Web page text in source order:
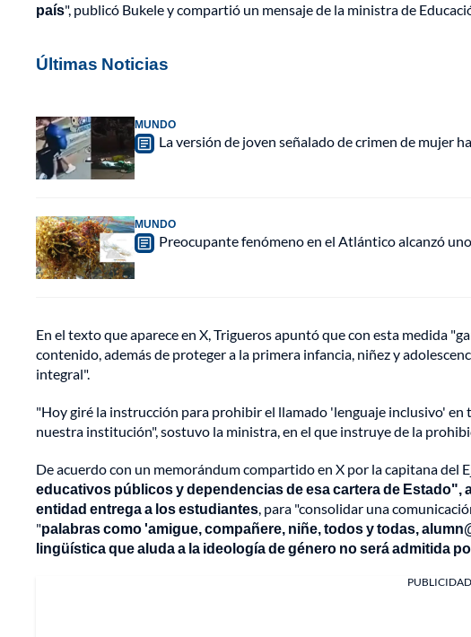
país", publicó Bukele y compartió un mensaje de la ministra de
Últimas Noticias
MUNDO
La versión de joven señalado de crimen de mujer
MUNDO
Preocupante fenómeno en el Atlántico alcanzó
En el texto que aparece en X, Trigueros apuntó que con esta medida
contenido, además de proteger a la primera infancia, niñez y
integral".
"Hoy giré la instrucción para prohibir el llamado 'lenguaje inclusivo'
nuestra institución", sostuvo la ministra, en el que instruye de la
De acuerdo con un memorándum compartido en X por la capitana del
educativos públicos y dependencias de esa cartera de
entidad entrega a los estudiantes, para "consolidar una
"palabras como 'amigue, compañere, niñe, todos y todas,
lingüística que aluda a la ideología de género no será admitida
PUBLICIDAD